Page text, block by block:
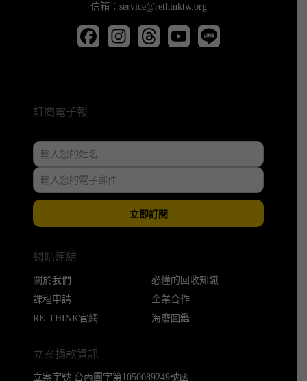
信箱：service@rethinktw.org
訂閱電子報
立即訂閱
網站連結
關於我們
必懂的回收知識
課程申請
企業合作
RE-THINK官網
海廢圖鑑
立案捐款資訊
立案字號 台內團字第1050089249號函